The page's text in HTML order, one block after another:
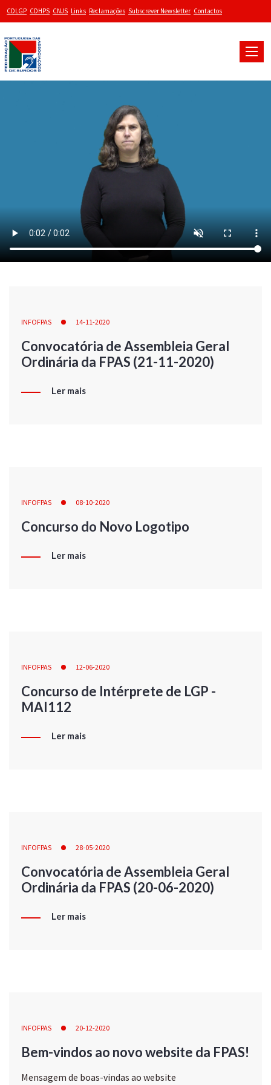
CDLGP CDHPS CNJS Links Reclamações Subscrever Newsletter Contactos
Toggle
INFOFPAS 14-11-2020
Convocatória de Assembleia Geral
Ordinária da FPAS (21-11-2020)
Ler mais
INFOFPAS 08-10-2020
Concurso do Novo Logotipo
Ler mais
INFOFPAS 12-06-2020
Concurso de Intérprete de LGP -
MAI112
Ler mais
INFOFPAS 28-05-2020
Convocatória de Assembleia Geral
Ordinária da FPAS (20-06-2020)
Ler mais
INFOFPAS 20-12-2020
Bem-vindos ao novo website da FPAS!
Mensagem de boas-vindas ao website